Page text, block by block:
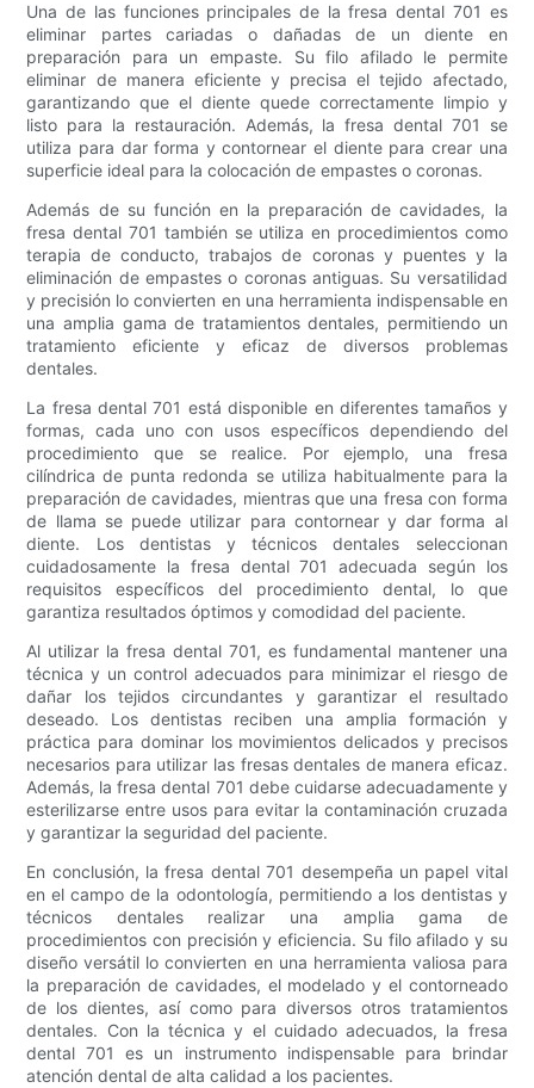
Una de las funciones principales de la fresa dental 701 es
eliminar partes cariadas o dañadas de un diente en
preparación para un empaste. Su filo afilado le permite
eliminar de manera eficiente y precisa el tejido afectado,
garantizando que el diente quede correctamente limpio y
listo para la restauración. Además, la fresa dental 701 se
utiliza para dar forma y contornear el diente para crear una
superficie ideal para la colocación de empastes o coronas.
Además de su función en la preparación de cavidades, la
fresa dental 701 también se utiliza en procedimientos como
terapia de conducto, trabajos de coronas y puentes y la
eliminación de empastes o coronas antiguas. Su versatilidad
y precisión lo convierten en una herramienta indispensable en
una amplia gama de tratamientos dentales, permitiendo un
tratamiento eficiente y eficaz de diversos problemas
dentales.
La fresa dental 701 está disponible en diferentes tamaños y
formas, cada uno con usos específicos dependiendo del
procedimiento que se realice. Por ejemplo, una fresa
cilíndrica de punta redonda se utiliza habitualmente para la
preparación de cavidades, mientras que una fresa con forma
de llama se puede utilizar para contornear y dar forma al
diente. Los dentistas y técnicos dentales seleccionan
cuidadosamente la fresa dental 701 adecuada según los
requisitos específicos del procedimiento dental, lo que
garantiza resultados óptimos y comodidad del paciente.
Al utilizar la fresa dental 701, es fundamental mantener una
técnica y un control adecuados para minimizar el riesgo de
dañar los tejidos circundantes y garantizar el resultado
deseado. Los dentistas reciben una amplia formación y
práctica para dominar los movimientos delicados y precisos
necesarios para utilizar las fresas dentales de manera eficaz.
Además, la fresa dental 701 debe cuidarse adecuadamente y
esterilizarse entre usos para evitar la contaminación cruzada
y garantizar la seguridad del paciente.
En conclusión, la fresa dental 701 desempeña un papel vital
en el campo de la odontología, permitiendo a los dentistas y
técnicos dentales realizar una amplia gama de
procedimientos con precisión y eficiencia. Su filo afilado y su
diseño versátil lo convierten en una herramienta valiosa para
la preparación de cavidades, el modelado y el contorneado
de los dientes, así como para diversos otros tratamientos
dentales. Con la técnica y el cuidado adecuados, la fresa
dental 701 es un instrumento indispensable para brindar
atención dental de alta calidad a los pacientes.